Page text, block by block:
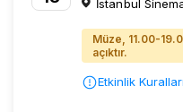
İstanbul
Müze, 11.00-
açıktır.
Etkinlik Kuralları